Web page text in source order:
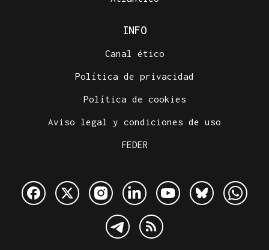
INFO
Canal ético
Política de privacidad
Política de cookies
Aviso legal y condiciones de uso
FEDER